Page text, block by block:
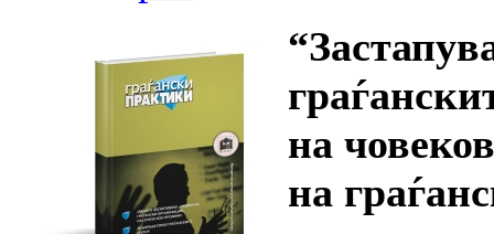
на
на